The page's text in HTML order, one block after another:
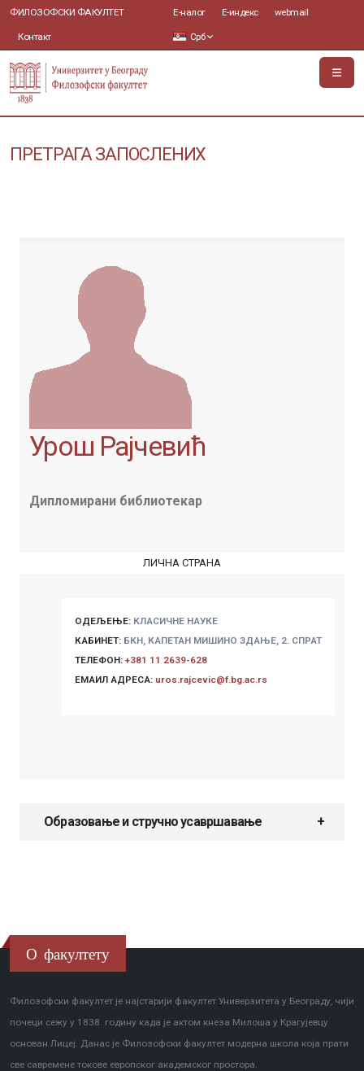
ФИЛОЗОФСКИ ФАКУЛТЕТ
Контакт
Е-налог Е-индекс webmail
Срб
ПРЕТРАГА ЗАПОСЛЕНИХ
Урош Рајчевић
Дипломирани библиотекар
ЛИЧНА СТРАНА
ОДЕЉЕЊЕ: КЛАСИЧНЕ НАУКЕ
КАБИНЕТ: БКН, КАПЕТАН МИШИНО ЗДАЊЕ, 2. СПРАТ
ТЕЛЕФОН: +381 11 2639-628
ЕМАИЛ АДРЕСА: uros.rajcevic@f.bg.ac.rs
Образовање и стручно усавршавање
О факултету
Филозофски факултет је најстарији факултет Универзитета у Београду, чији
почеци сежу у 1838. годину када је актом кнеза Милоша у Крагујевцу
основан Лицеј. Данас је Филозофски факултет модерна школа која прати
све савремене токове европског академског простора.